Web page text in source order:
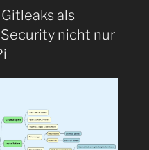
als
nicht nur